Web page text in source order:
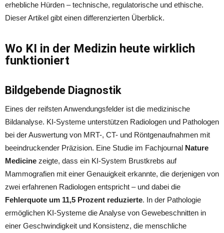
erhebliche Hürden – technische, regulatorische und ethische.
Dieser Artikel gibt einen differenzierten Überblick.
Wo KI in der Medizin heute wirklich
funktioniert
Bildgebende Diagnostik
Eines der reifsten Anwendungsfelder ist die medizinische
Bildanalyse. KI-Systeme unterstützen Radiologen und Pathologen
bei der Auswertung von MRT-, CT- und Röntgenaufnahmen mit
beeindruckender Präzision. Eine Studie im Fachjournal Nature
Medicine zeigte, dass ein KI-System Brustkrebs auf
Mammografien mit einer Genauigkeit erkannte, die derjenigen von
zwei erfahrenen Radiologen entspricht – und dabei die
Fehlerquote um 11,5 Prozent reduzierte. In der Pathologie
ermöglichen KI-Systeme die Analyse von Gewebeschnitten in
einer Geschwindigkeit und Konsistenz, die menschliche